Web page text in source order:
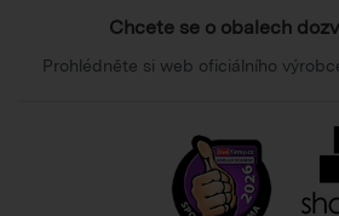
Chcete se o obalech
Prohlédněte si web oficiálního